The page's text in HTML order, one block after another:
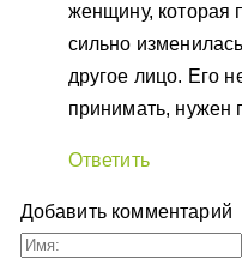
женщину, которая
сильно
другое лицо. Его
принимать, нужен
Ответить
Добавить комментарий